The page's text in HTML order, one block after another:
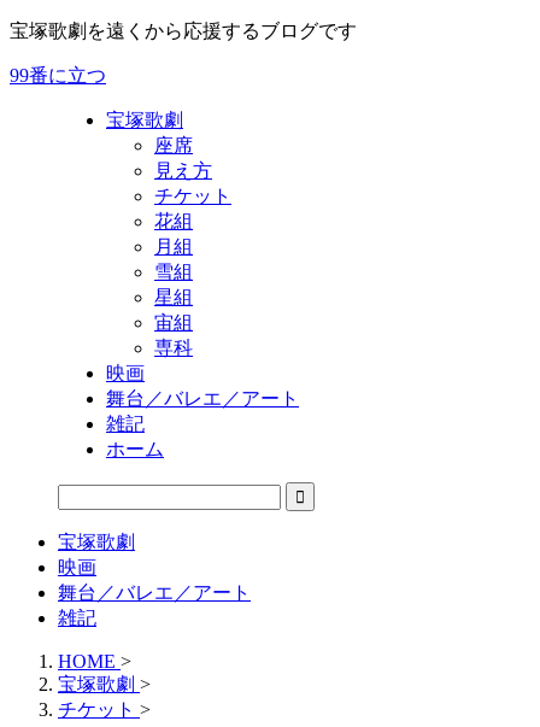
宝塚歌劇を遠くから応援するブログです
99番に立つ
宝塚歌劇
座席
見え方
チケット
花組
月組
雪組
星組
宙組
専科
映画
舞台／バレエ／アート
雑記
ホーム
宝塚歌劇
映画
舞台／バレエ／アート
雑記
HOME >
宝塚歌劇 >
チケット >